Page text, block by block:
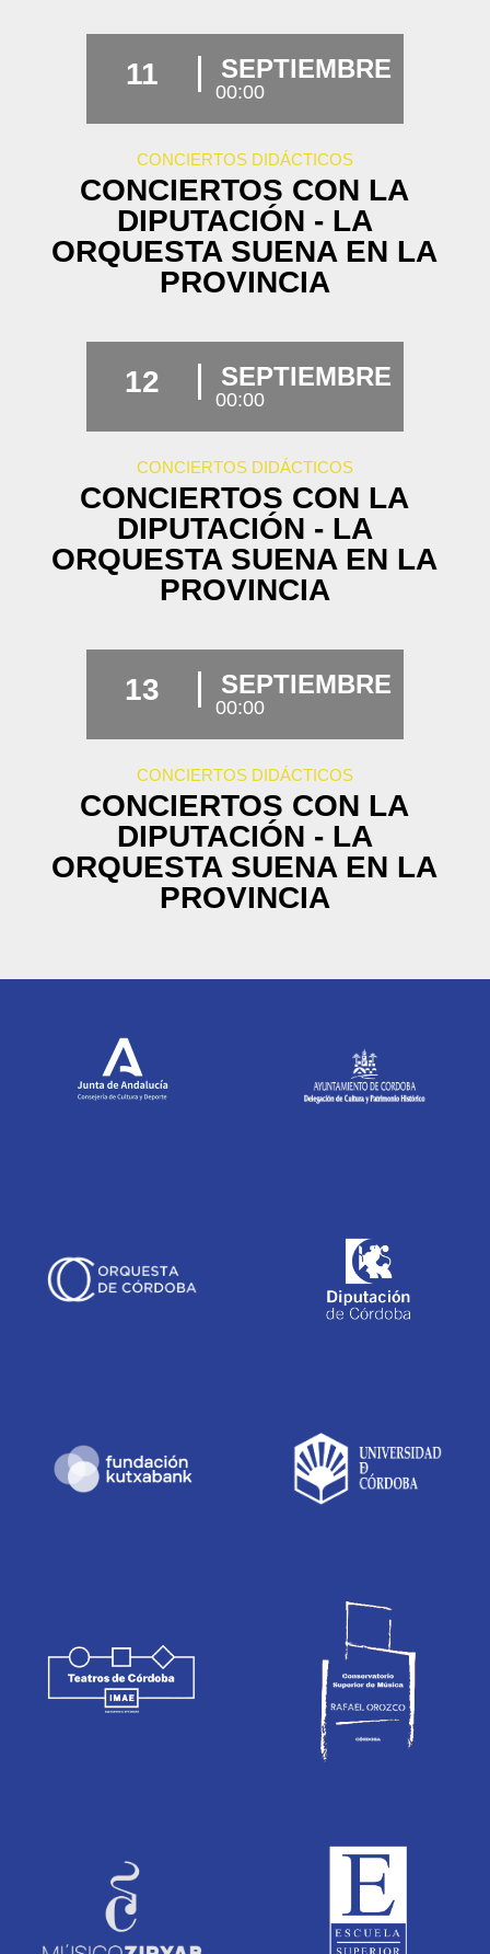
11 SEPTIEMBRE
00:00
CONCIERTOS DIDÁCTICOS
CONCIERTOS CON LA
DIPUTACIÓN - LA
ORQUESTA SUENA EN LA
PROVINCIA
12 SEPTIEMBRE
00:00
CONCIERTOS DIDÁCTICOS
CONCIERTOS CON LA
DIPUTACIÓN - LA
ORQUESTA SUENA EN LA
PROVINCIA
13 SEPTIEMBRE
00:00
CONCIERTOS DIDÁCTICOS
CONCIERTOS CON LA
DIPUTACIÓN - LA
ORQUESTA SUENA EN LA
PROVINCIA